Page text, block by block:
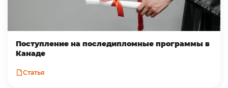
Поступление на последипломные программы в
Канаде
Статья